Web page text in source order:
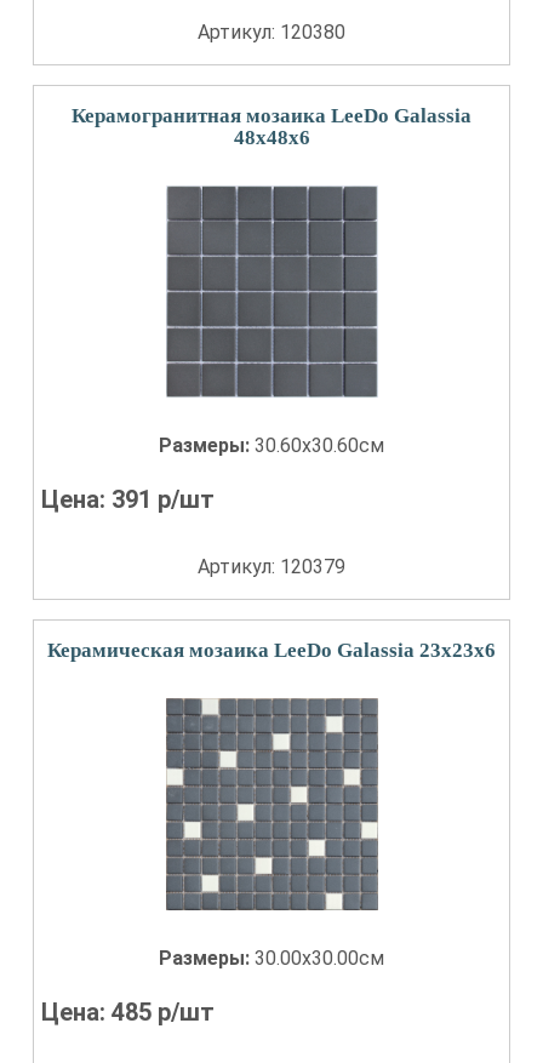
Артикул: 120380
Керамогранитная мозаика LeeDo Galassia
48x48x6
Размеры: 30.60x30.60см
Цена: 391 р/шт
Артикул: 120379
Керамическая мозаика LeeDo Galassia 23x23x6
Размеры: 30.00x30.00см
Цена:485 р/шт